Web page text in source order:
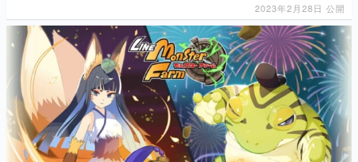
電ファミニコゲーマーとは？
運営：株式会社マレ
2023年2月28日 公開